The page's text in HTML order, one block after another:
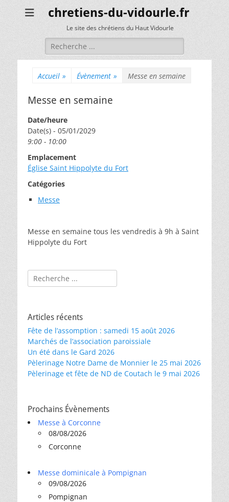
chretiens-du-vidourle.fr
Le site des chrétiens du Haut Vidourle
Rechercher :
Accueil » Évènement » Messe en semaine
Messe en semaine
Date/heure
Date(s) - 05/01/2029
9:00 - 10:00
Emplacement
Église Saint Hippolyte du Fort
Catégories
Messe
Messe en semaine tous les vendredis à 9h à Saint
Hippolyte du Fort
Rechercher :
Articles récents
Fête de l’assomption : samedi 15 août 2026
Marchés de l’association paroissiale
Un été dans le Gard 2026
Pèlerinage Notre Dame de Monnier le 25 mai 2026
Pèlerinage et fête de ND de Coutach le 9 mai 2026
Prochains Évènements
Messe à Corconne
08/08/2026
Corconne
Messe dominicale à Pompignan
09/08/2026
Pompignan